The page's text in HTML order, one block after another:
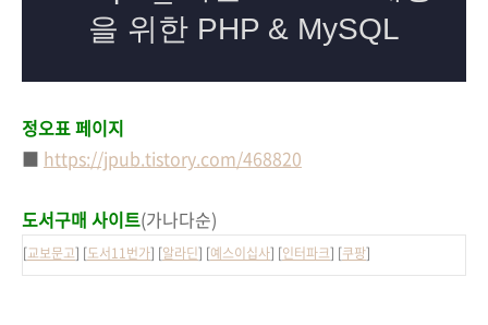
정오표 페이지
■ https://jpub.tistory.com/468820
도서구매 사이트(가나다순)
[교보문고] [도서11번가] [알라딘] [예스이십사] [인터파크] [쿠팡]